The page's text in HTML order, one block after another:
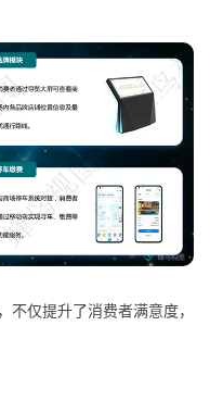
不仅提升了消费者满意度，